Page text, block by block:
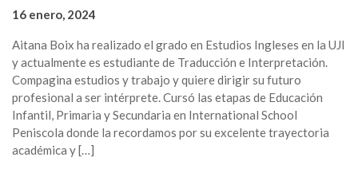
16 enero, 2024
Aitana Boix ha realizado el grado en Estudios Ingleses en la UJI
y actualmente es estudiante de Traducción e Interpretación.
Compagina estudios y trabajo y quiere dirigir su futuro
profesional a ser intérprete. Cursó las etapas de Educación
Infantil, Primaria y Secundaria en International School
Peniscola donde la recordamos por su excelente trayectoria
académica y […]